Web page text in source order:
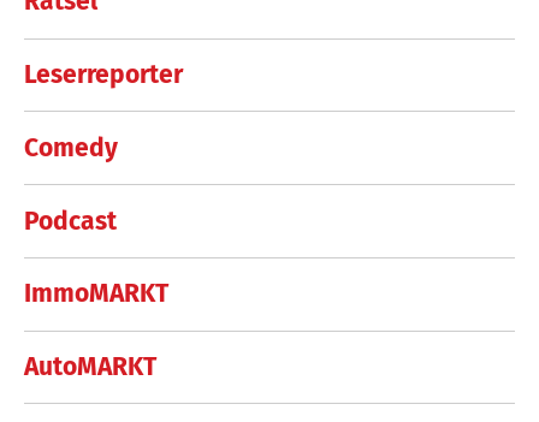
Leserreporter
Comedy
Podcast
ImmoMARKT
AutoMARKT